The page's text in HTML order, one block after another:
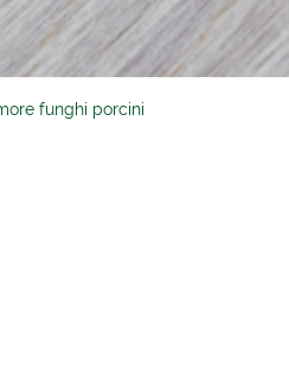
funghi porcini